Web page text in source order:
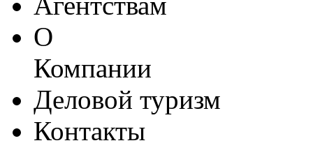
О
Компании
Деловой туризм
Контакты